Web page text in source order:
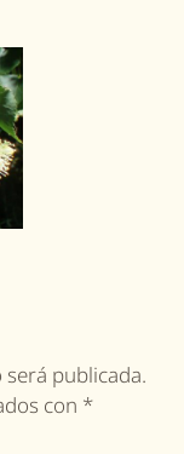
publicada.
con *